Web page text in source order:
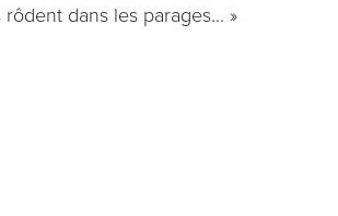
dans les parages... »